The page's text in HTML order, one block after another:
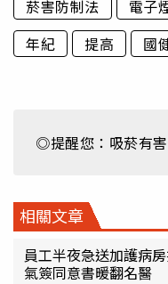
菸害防制法 電子
年紀
提高 國
◎提醒您：吸菸有
相關文章
員工半夜急送加護病
氣簽同意書暖翻名醫